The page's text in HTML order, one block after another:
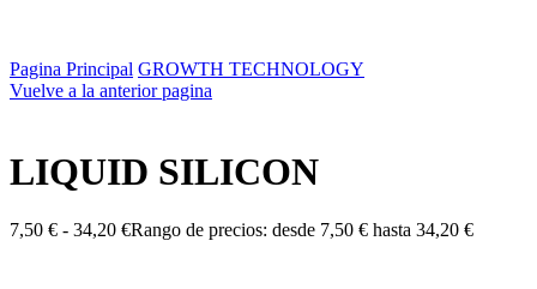
Pagina Principal GROWTH TECHNOLOGY
Vuelve a la anterior pagina
LIQUID SILICON
7,50 € - 34,20 €Rango de precios: desde 7,50 € hasta 34,20 €